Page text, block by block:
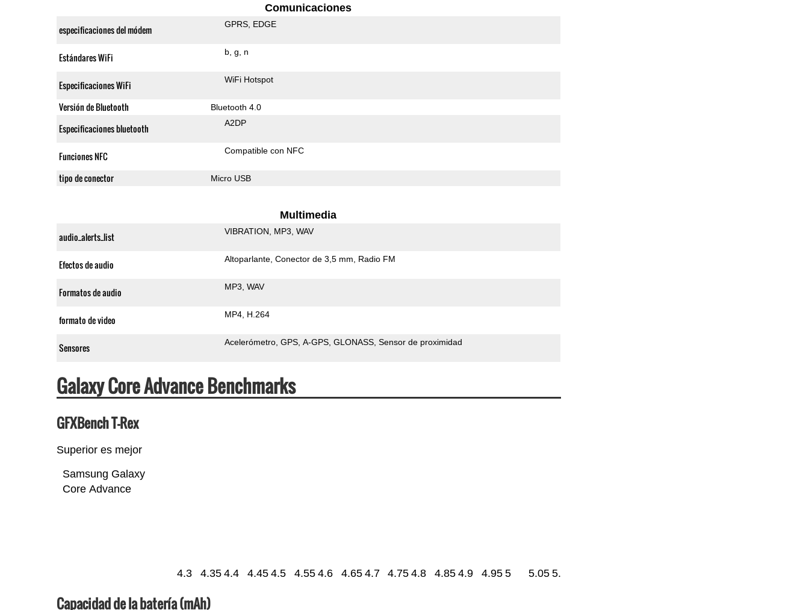
Comunicaciones
especificaciones del módem GPRS EDGE
Estándares WiFi b g n
Especificaciones WiFi WiFi Hotspot
Versión de Bluetooth Bluetooth 4.0
Especificaciones bluetooth A2DP
Funciones NFC Compatible con NFC
tipo de conector Micro USB
Multimedia
audio_alerts_list VIBRATION MP3 WAV
Efectos de audio Altoparlante Conector de 3,5 mm Radio FM
Formatos de audio MP3 WAV
formato de video MP4 H.264
Sensores Acelerómetro GPS A-GPS GLONASS Sensor de proximidad
Galaxy Core Advance Benchmarks
GFXBench T-Rex
Superior es mejor
Samsung Galaxy
Core Advance
4.3 4.35 4.4 4.45 4.5 4.55 4.6 4.65 4.7 4.75 4.8 4.85 4.9 4.95 5 5.05 5.1
Capacidad de la batería (mAh)